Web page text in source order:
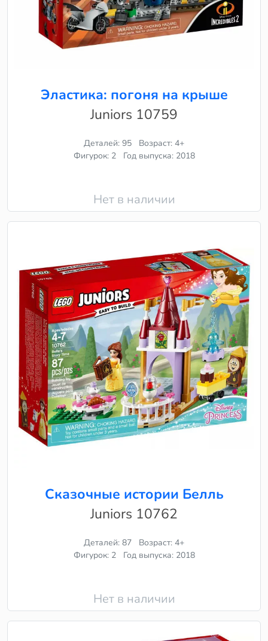
Эластика: погоня на крыше
Juniors 10759
Деталей: 95
Возраст: 4+
Фигурок: 2
Год выпуска: 2018
Нет в наличии
Сказочные истории Белль
Juniors 10762
Деталей: 87
Возраст: 4+
Фигурок: 2
Год выпуска: 2018
Нет в наличии